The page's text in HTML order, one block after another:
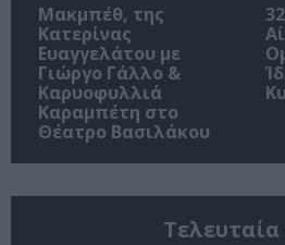
Μακμπέθ, της
Κατερίνας
Ευαγγελάτου με
Γιώργο Γάλλο &
Καρυοφυλλιά
Καραμπέτη στο
Θέατρο Βασιλάκου